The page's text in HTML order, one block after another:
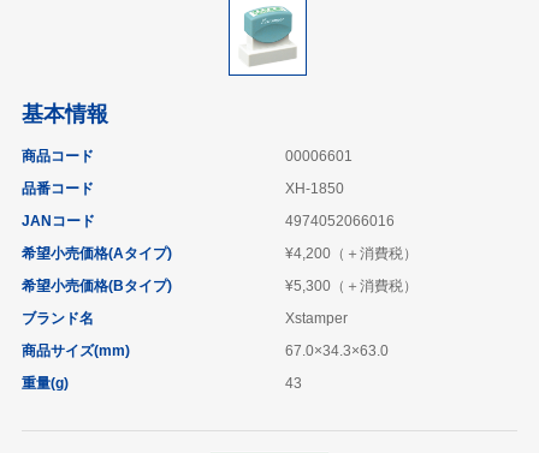
基本情報
商品コード
00006601
品番コード
XH-1850
JANコード
4974052066016
希望小売価格(Aタイプ)
¥4,200（＋消費税）
希望小売価格(Bタイプ)
¥5,300（＋消費税）
ブランド名
Xstamper
商品サイズ(mm)
67.0×34.3×63.0
重量(g)
43